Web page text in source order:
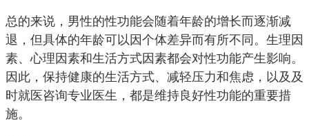
总的来说，男性的性功能会随着年龄的增长而逐渐减
退，但具体的年龄可以因个体差异而有所不同。生理因
素、心理因素和生活方式因素都会对性功能产生影响。
因此，保持健康的生活方式、减轻压力和焦虑，以及及
时就医咨询专业医生，都是维持良好性功能的重要措
施。